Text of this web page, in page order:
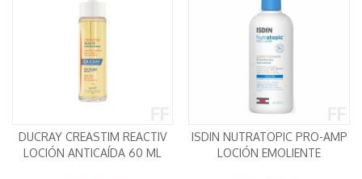
DUCRAY CREASTIM REACTIV
LOCIÓN ANTICAÍDA 60 ML
ISDIN NUTRATOPIC PRO-AMP
LOCIÓN EMOLIENTE